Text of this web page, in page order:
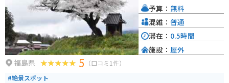
福島県 5 （口コミ1件）
#絶景スポット
予算： 無料
混雑： 普通
滞在： 0.5時間
施設： 屋外